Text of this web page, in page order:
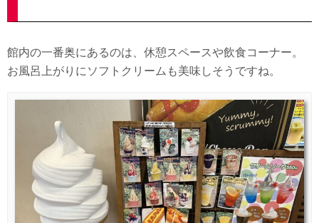
館内の一番奥にあるのは、休憩スペースや飲食コーナー。
お風呂上がりにソフトクリームも美味しそうですね。